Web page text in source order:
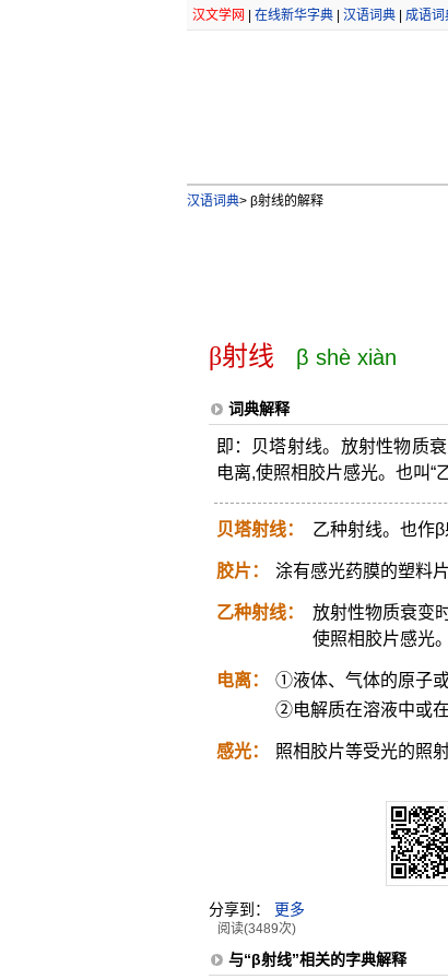
汉文学网 在线新华字典| 汉语词典| 成语词
汉语词典>β射线的解释
β射线 β shè xiàn
词典解释
即：贝塔射线。放射性物质
电离,使照相胶片感光。也叫“
贝塔射线： 乙种射线。也作β
胶片： 涂有感光药膜的塑料
乙种射线：
放射性物质衰变
使照相胶片感光。
电离：
①液体、气体的原子
②电解质在溶液中或
感光： 照相胶片等受光的照
分享到： 更多
阅读(3489次)
与“β射线”相关的字典解释